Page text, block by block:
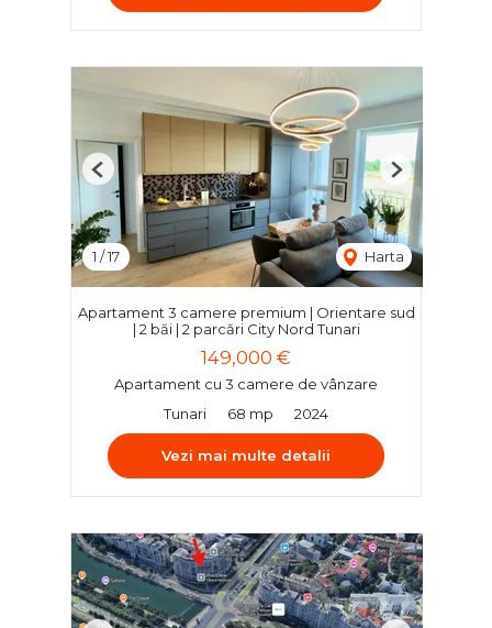
1 /17 Harta
Previous Next
Apartament 3 camere premium | Orientare sud
| 2 băi | 2 parcări City Nord Tunari
149,000 €
Apartament cu 3 camere de vânzare
Tunari
68 mp 2024
Vezi mai multe detalii